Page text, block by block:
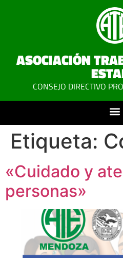
ASOCIACIÓN
CONSEJO DIRECTIVO
Etiqueta:
«Cuidado y
personas»